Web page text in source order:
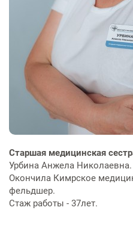
Старшая медицинская
Урбина Анжела Николаевна.
Окончила Кимрское
фельдшер.
Стаж работы - 37лет.